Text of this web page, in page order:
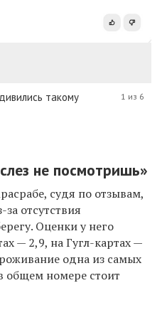
такому
1 из 6
не посмотришь»
судя по отзывам,
отсутствия
Оценки у него
— 2,9, на Гугл-картах —
одна из самых
общем номере стоит